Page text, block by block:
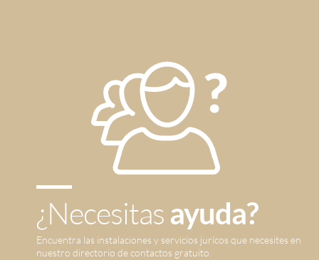
¿Necesitasayuda?
Encuentra las instalaciones y servicios jurícos que necesites en
nuestro directorio de contactos gratuito.